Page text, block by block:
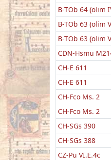
B-TOb 64 (olim
B-TOb 63 (olim
B-TOb 63 (olim
CDN-Hsmu
CH-E 611
CH-E 611
CH-Fco Ms. 2
CH-Fco Ms. 2
CH-SGs 390
CH-SGs 388
CZ-Pu VI.E.4c